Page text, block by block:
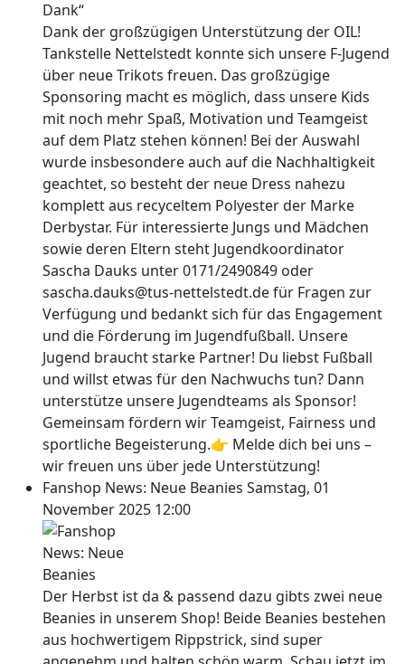
Dank der großzügigen Unterstützung der OIL!
Tankstelle Nettelstedt konnte sich unsere F-Jugend
über neue Trikots freuen. Das großzügige
Sponsoring macht es möglich, dass unsere Kids
mit noch mehr Spaß, Motivation und Teamgeist
auf dem Platz stehen können! Bei der Auswahl
wurde insbesondere auch auf die Nachhaltigkeit
geachtet, so besteht der neue Dress nahezu
komplett aus recyceltem Polyester der Marke
Derbystar. Für interessierte Jungs und Mädchen
sowie deren Eltern steht Jugendkoordinator
Sascha Dauks unter 0171/2490849 oder
sascha.dauks@tus-nettelstedt.de für Fragen zur
Verfügung und bedankt sich für das Engagement
und die Förderung im Jugendfußball. Unsere
Jugend braucht starke Partner! Du liebst Fußball
und willst etwas für den Nachwuchs tun? Dann
unterstütze unsere Jugendteams als Sponsor!
Gemeinsam fördern wir Teamgeist, Fairness und
sportliche Begeisterung.👉 Melde dich bei uns –
wir freuen uns über jede Unterstützung!
Fanshop News: Neue Beanies Samstag, 01
November 2025 12:00
Der Herbst ist da & passend dazu gibts zwei neue
Beanies in unserem Shop! Beide Beanies bestehen
aus hochwertigem Rippstrick, sind super